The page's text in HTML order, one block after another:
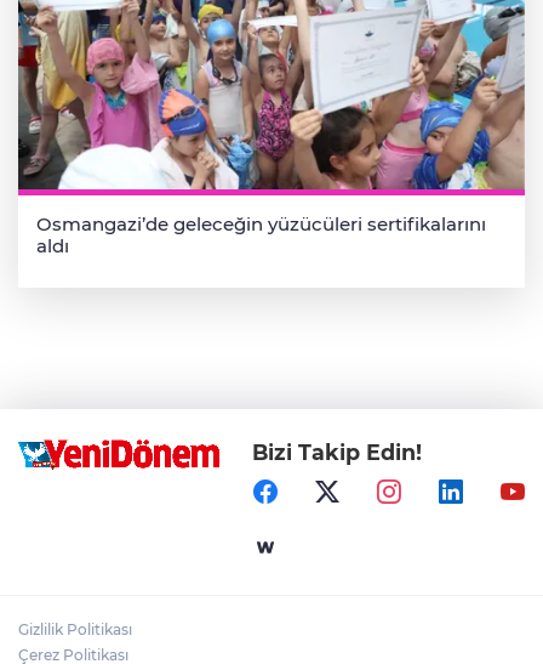
Osmangazi’de geleceğin yüzücüleri sertifikalarını
aldı
Bizi Takip Edin!
Gizlilik Politikası
Çerez Politikası